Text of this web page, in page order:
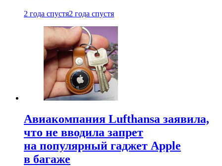
2 года спустя2 года спустя
Авиакомпания Lufthansa заявила,
что не вводила запрет
на популярный гаджет Apple
в багаже